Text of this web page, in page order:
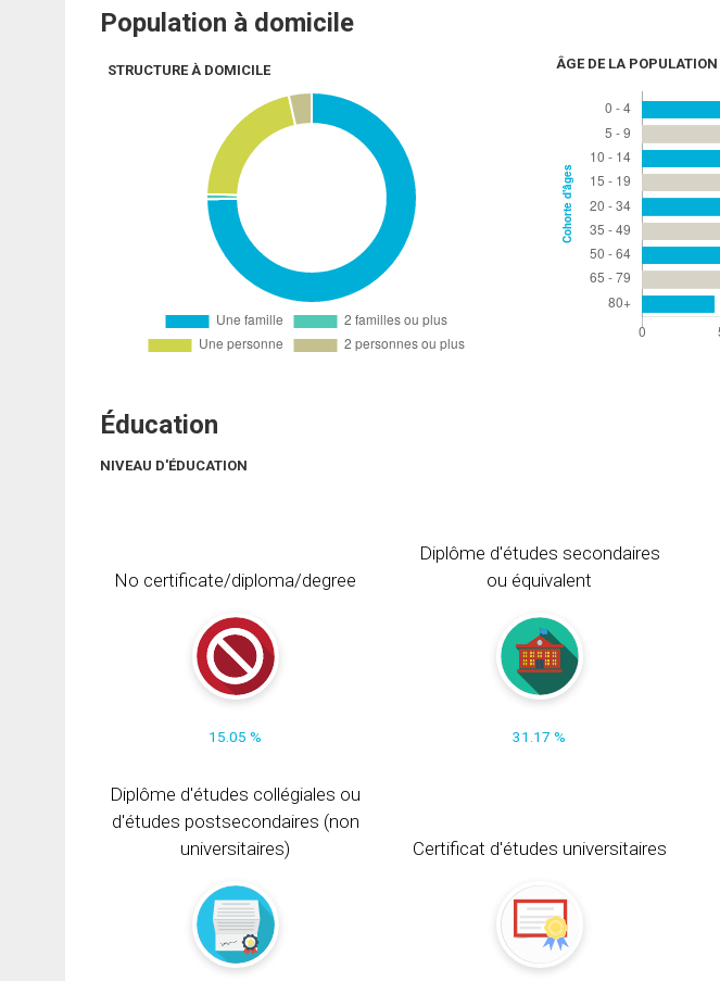
Population à domicile
STRUCTURE À DOMICILE ÂGE DE LA POPULATION
Éducation
NIVEAU D'ÉDUCATION
No certificate/diploma/degree
15.05 %
Diplôme d'études secondaires
ou équivalent
31.17 %
Diplôme d'études collégiales ou
d'études postsecondaires (non
universitaires)
Certificat d'études universitaires